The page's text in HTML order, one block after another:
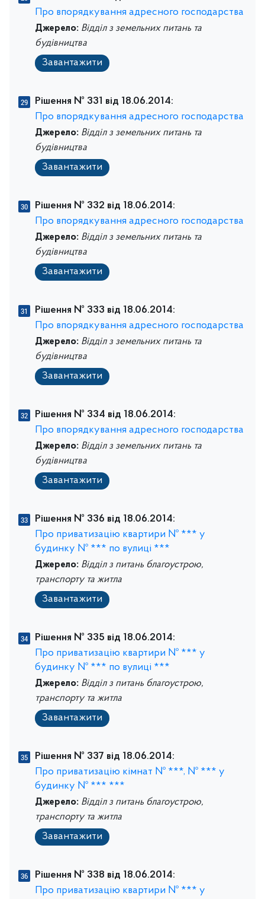
Про впорядкування адресного господарства
Джерело: Відділ з земельних питань та
будівництва
Завантажити
Рішення № 331 від 18.06.2014:
Про впорядкування адресного господарства
Джерело: Відділ з земельних питань та
будівництва
Завантажити
Рішення № 332 від 18.06.2014:
Про впорядкування адресного господарства
Джерело: Відділ з земельних питань та
будівництва
Завантажити
Рішення № 333 від 18.06.2014:
Про впорядкування адресного господарства
Джерело: Відділ з земельних питань та
будівництва
Завантажити
Рішення № 334 від 18.06.2014:
Про впорядкування адресного господарства
Джерело: Відділ з земельних питань та
будівництва
Завантажити
Рішення № 336 від 18.06.2014:
Про приватизацію квартири № *** у
будинку № *** по вулиці ***
Джерело: Відділ з питань благоустрою,
транспорту та житла
Завантажити
Рішення № 335 від 18.06.2014:
Про приватизацію квартири № *** у
будинку № *** по вулиці ***
Джерело: Відділ з питань благоустрою,
транспорту та житла
Завантажити
Рішення № 337 від 18.06.2014:
Про приватизацію кімнат № ***, № *** у
будинку № *** ***
Джерело: Відділ з питань благоустрою,
транспорту та житла
Завантажити
Рішення № 338 від 18.06.2014:
Про приватизацію квартири № *** у